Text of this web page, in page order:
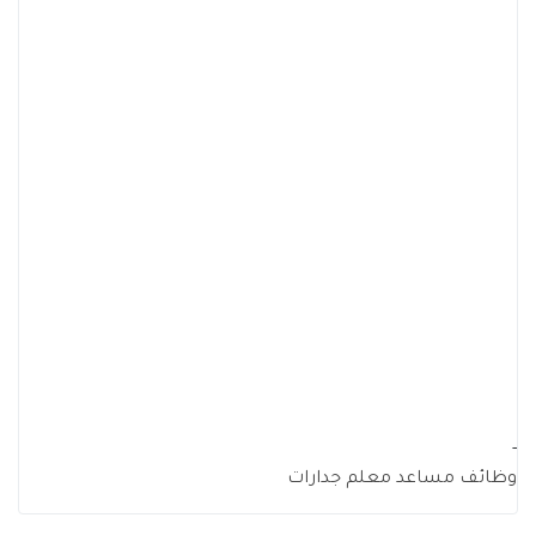
-
وظائف مساعد معلم جدارات